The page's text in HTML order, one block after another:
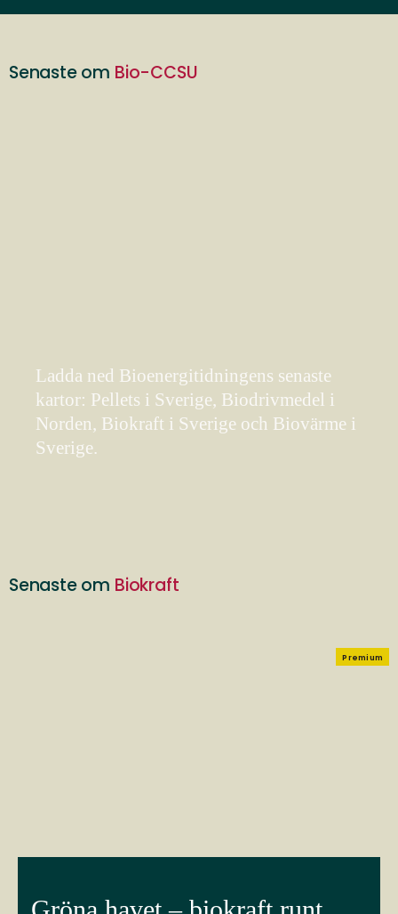
Senaste om Bio-CCSU
Ladda ned Bioenergitidningens senaste
kartor: Pellets i Sverige, Biodrivmedel i
Norden, Biokraft i Sverige och Biovärme i
Sverige.
Senaste om Biokraft
Premium